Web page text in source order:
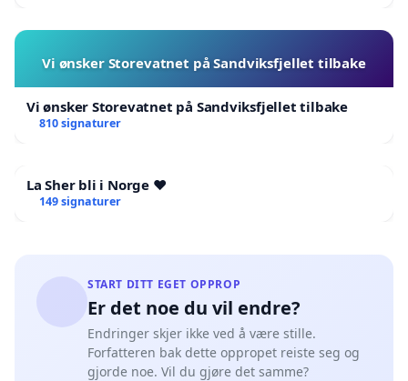
Vi ønsker Storevatnet på Sandviksfjellet tilbake
Vi ønsker Storevatnet på Sandviksfjellet tilbake
810 signaturer
La Sher bli i Norge ❤️
149 signaturer
START DITT EGET OPPROP
Er det noe du vil endre?
Endringer skjer ikke ved å være stille.
Forfatteren bak dette oppropet reiste seg og
gjorde noe. Vil du gjøre det samme?